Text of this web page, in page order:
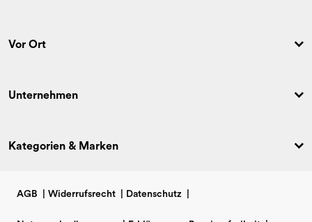
Vor Ort
Unternehmen
Kategorien & Marken
AGB Widerrufsrecht Datenschutz